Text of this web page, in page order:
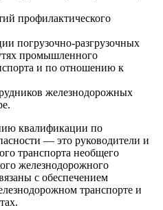
профилактического
погрузочно-разгрузочных
промышленного
и по отношению к
железнодорожных
квалификации по
— это руководители и
транспорта необщего
железнодорожного
с обеспечением
транспорте и